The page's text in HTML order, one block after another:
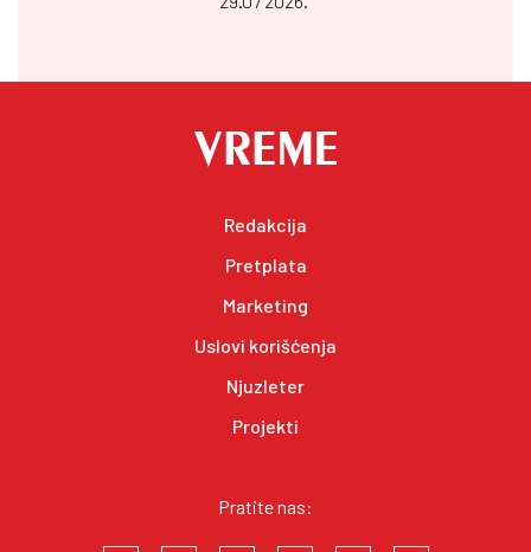
Redakcija
Pretplata
Marketing
Uslovi korišćenja
Njuzleter
Projekti
Pratite nas: